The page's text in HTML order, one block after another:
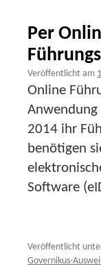
Per
Veröffentlicht am
Online
2014 ihr
benötigen
Software
Veröffentlicht
Governikus-